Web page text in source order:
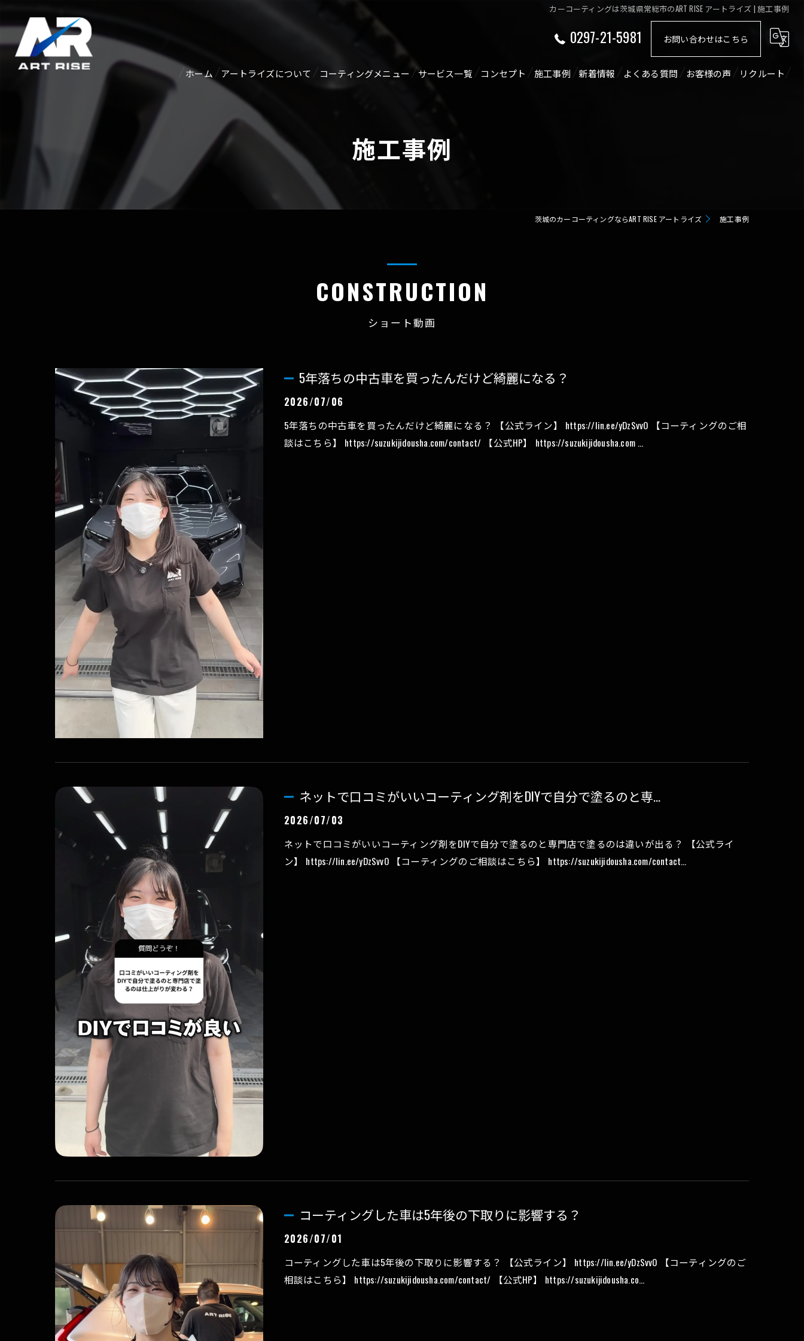
カーコーティングは茨城県常総市のART RISE アートライズ | 施工事例
0297-21-5981 お問い合わせはこちら
ホーム アートライズについて
紹介ページ
コーティングメニュー
GTECHNIQセラミックコーティング
GZOX HI MOHS COAT
gravice
サービス一覧
ヘッドライトリペア
ペンキ除去
コンセプト 施工事例 新着情報 よくある質問 お客様の声 リクルート
施工事例
茨城のカーコーティングならART RISE アートライズ 施工事例
CONSTRUCTION
ショート動画
5年落ちの中古車を買ったんだけど綺麗になる？
2026/07/06
5年落ちの中古車を買ったんだけど綺麗になる？ 【公式ライン】 https://lin.ee/yDzSvvO 【コーティングのご相
談はこちら】 https://suzukijidousha.com/contact/ 【公式HP】 https://suzukijidousha.com …
ネットで口コミがいいコーティング剤をDIYで自分で塗るのと専...
2026/07/03
ネットで口コミがいいコーティング剤をDIYで自分で塗るのと専門店で塗るのは違いが出る？ 【公式ライ
ン】 https://lin.ee/yDzSvvO 【コーティングのご相談はこちら】 https://suzukijidousha.com/contact…
コーティングした車は5年後の下取りに影響する？
2026/07/01
コーティングした車は5年後の下取りに影響する？ 【公式ライン】 https://lin.ee/yDzSvvO 【コーティングのご
相談はこちら】 https://suzukijidousha.com/contact/ 【公式HP】 https://suzukijidousha.co…